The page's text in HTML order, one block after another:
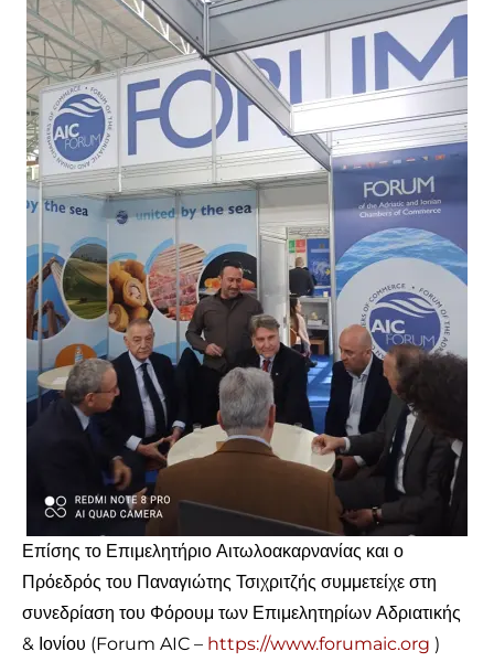
Επίσης το Επιμελητήριο Αιτωλοακαρνανίας και ο
Πρόεδρός του Παναγιώτης Τσιχριτζής συμμετείχε στη
συνεδρίαση του Φόρουμ των Επιμελητηρίων Αδριατικής
& Ιονίου (Forum AIC – https://www.forumaic.org )